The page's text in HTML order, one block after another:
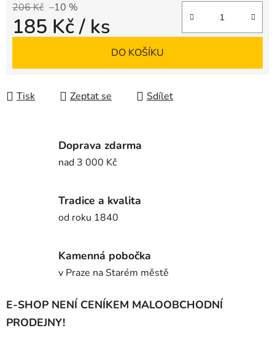
206 Kč –10 %
185 Kč/ ks
DO KOŠÍKU
Tisk Zeptat se Sdílet
Doprava zdarma
nad 3 000 Kč
Tradice a kvalita
od roku 1840
Kamenná pobočka
v Praze na Starém městě
E-SHOP NENÍ CENÍKEM MALOOBCHODNÍ
PRODEJNY!